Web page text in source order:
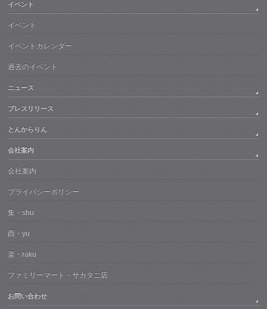
イベント
イベント
イベントカレンダー
過去のイベント
ニュース
プレスリリース
とんからりん
会社案内
会社案内
プライバシーポリシー
集・shu
酉・yu
楽・raku
ファミリーマート・サカタニ店
お問い合わせ